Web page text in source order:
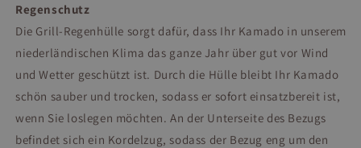
Regenschutz
Die Grill-Regenhülle sorgt dafür, dass Ihr Kamado in unserem
niederländischen Klima das ganze Jahr über gut vor Wind
und Wetter geschützt ist. Durch die Hülle bleibt Ihr Kamado
schön sauber und trocken, sodass er sofort einsatzbereit ist,
wenn Sie loslegen möchten. An der Unterseite des Bezugs
befindet sich ein Kordelzug, sodass der Bezug eng um den